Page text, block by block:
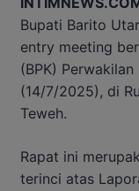
Bupati Barito
entry meeting
(BPK)
(14/7/2025), di
Teweh.
Rapat ini
terinci atas